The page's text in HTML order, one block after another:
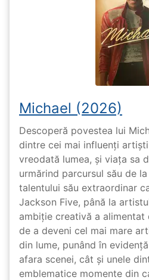
Michael (2026)
Descoperă povestea lui
dintre cei mai influenți
vreodată lumea, și viața sa
urmărind parcursul său de
talentului său extraordinar
Jackson Five, până la
ambiție creativă a alimentat
de a deveni cel mai mare
din lume, punând în
afara scenei, cât și unele
emblematice momente din